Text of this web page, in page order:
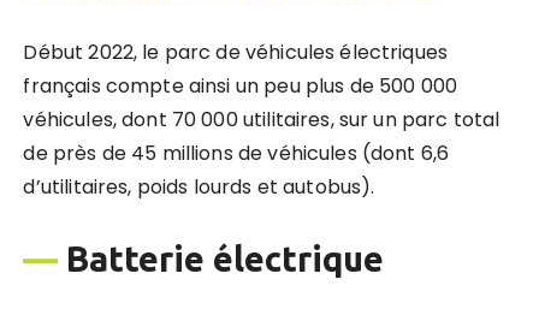
Début 2022, le parc de véhicules électriques
français compte ainsi un peu plus de 500 000
véhicules, dont 70 000 utilitaires, sur un parc total
de près de 45 millions de véhicules (dont 6,6
d’utilitaires, poids lourds et autobus).
— Batterie électrique